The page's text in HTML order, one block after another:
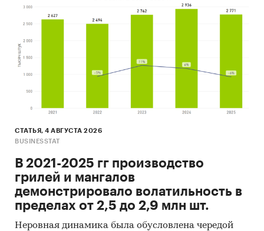
СТАТЬЯ, 4 АВГУСТА 2026
BUSINESSTAT
В 2021-2025 гг производство
грилей и мангалов
демонстрировало волатильность в
пределах от 2,5 до 2,9 млн шт.
Неровная динамика была обусловлена чередой